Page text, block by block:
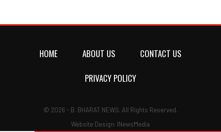
HOME ABOUT US
CONTACT US
PRIVACY POLICY
© 2026 - B. BHARAT NEWS. All Rights Reserved.
Website Design: INewsMedia